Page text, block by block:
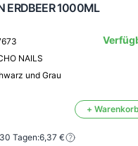
ERDBEER 1000ML
NAILS
und Grau
+ Warenkorb
Tagen:6,37 €